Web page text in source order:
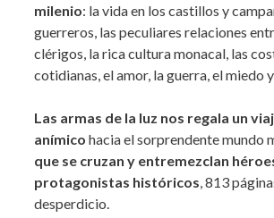
milenio: la vida en los castillos y
guerreros, las peculiares relaciones
clérigos, la rica cultura monacal, las
cotidianas, el amor, la guerra, el miedo
Las armas de la luz nos regala un
anímico hacia el sorprendente mundo
que se cruzan y entremezclan
protagonistas históricos, 813
desperdicio.